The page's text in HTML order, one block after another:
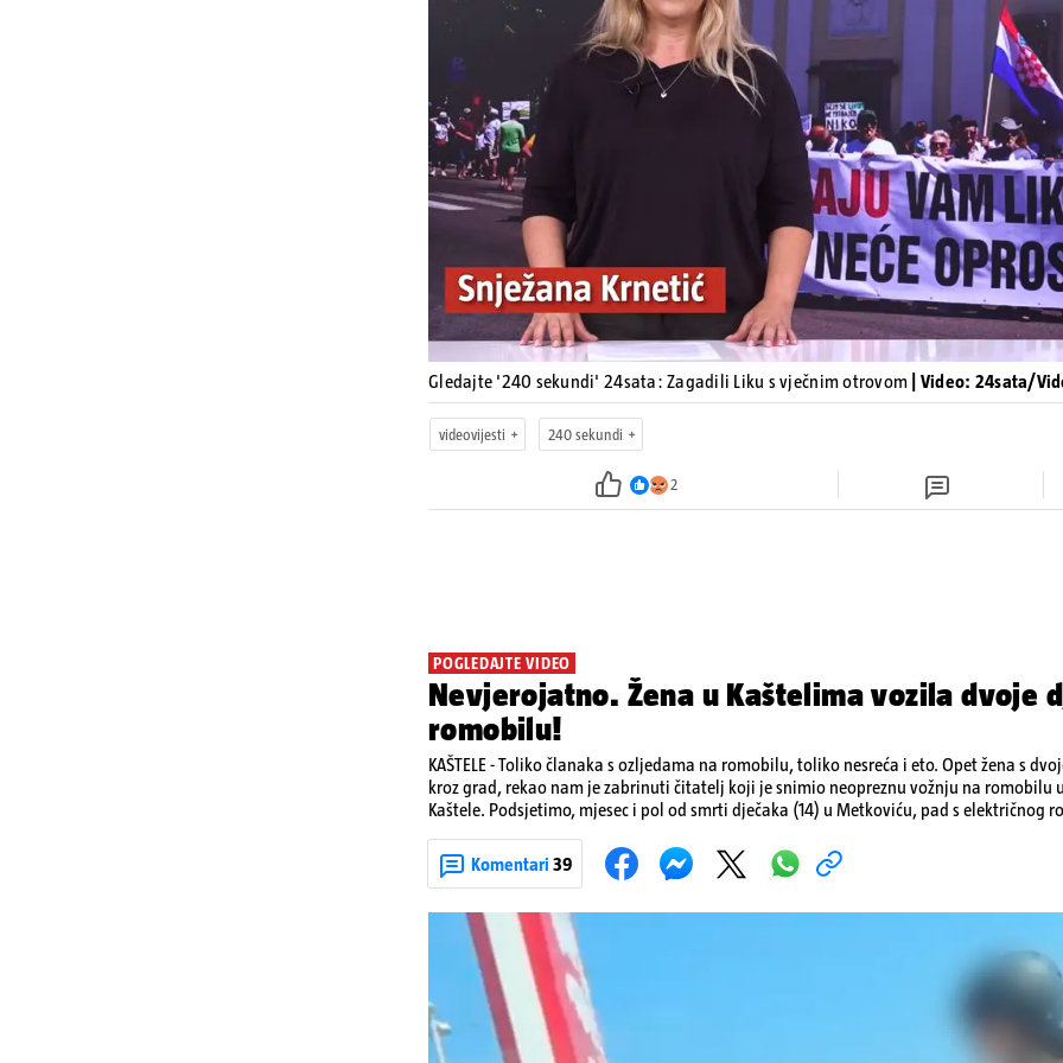
Pokretanje videa...
Gledajte '240 sekundi' 24sata: Zagadili Liku s vječnim otrovom | Video: 24sata/
videovijesti 240 sekundi
2
POGLEDAJTE VIDEO
Nevjerojatno. Žena u Kaštelima vozila dvoje
romobilu!
KAŠTELE - Toliko članaka s ozljedama na romobilu, toliko nesreća i eto. Opet žena s
kroz grad, rekao nam je zabrinuti čitatelj koji je snimio neopreznu vožnju na romobilu
Kaštele. Podsjetimo, mjesec i pol od smrti dječaka (14) u Metkoviću, pad s električnog
zadobivenima u padu s romobila.
Komentari 39